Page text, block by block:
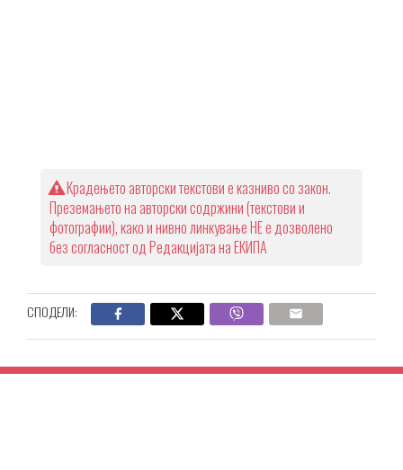
Крадењето авторски текстови е казниво со закон.
Преземањето на авторски содржини (текстови и
фотографии), како и нивно линкување НЕ е дозволено
без согласност од Редакцијата на ЕКИПА
СПОДЕЛИ: